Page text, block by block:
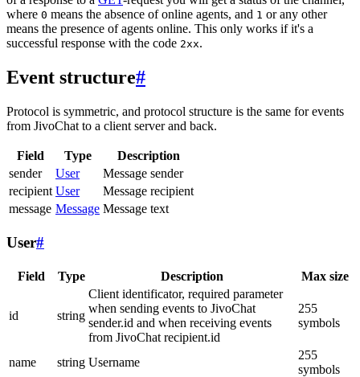
where 0 means the absence of online agents, and 1 or any other
means the presence of agents online. This only works if it's a
successful response with the code 2xx.
Event structure#
Protocol is symmetric, and protocol structure is the same for events
from JivoChat to a client server and back.
Field Type
Description
sender
User
Message sender
recipient User
Message recipient
message Message Message text
User#
Field Type Description Max size
id string
Client identificator, required parameter
when sending events to JivoChat
sender.id and when receiving events
from JivoChat recipient.id
255
symbols
name string Username
255
symbols